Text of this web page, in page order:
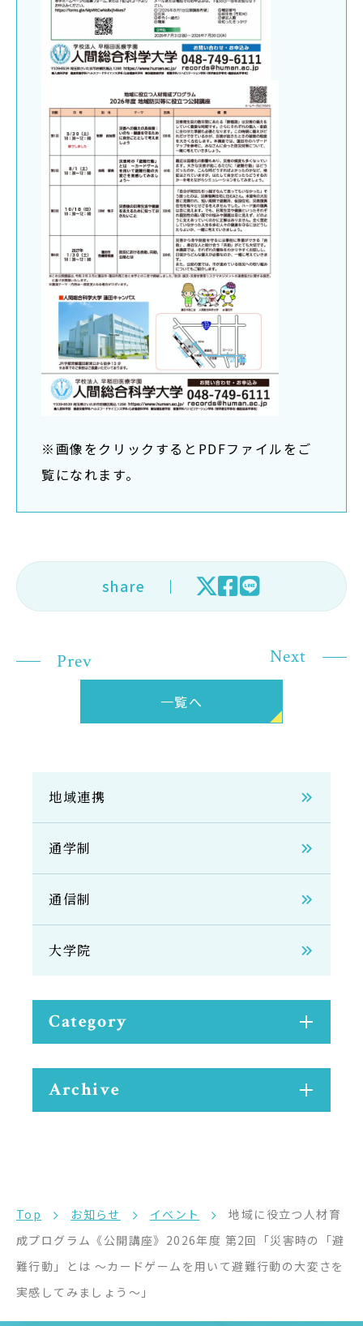
※画像をクリックするとPDFファイルをご
覧になれます。
share
Prev
一覧へ
Next
地域連携
通学制
通信制
大学院
Category
Archive
Top お知らせ イベント
地域に役立つ人材育
成プログラム《公開講座》2026年度 第2回「災害時の「避
難行動」とは ～カードゲームを用いて避難行動の大変さを
実感してみましょう～」